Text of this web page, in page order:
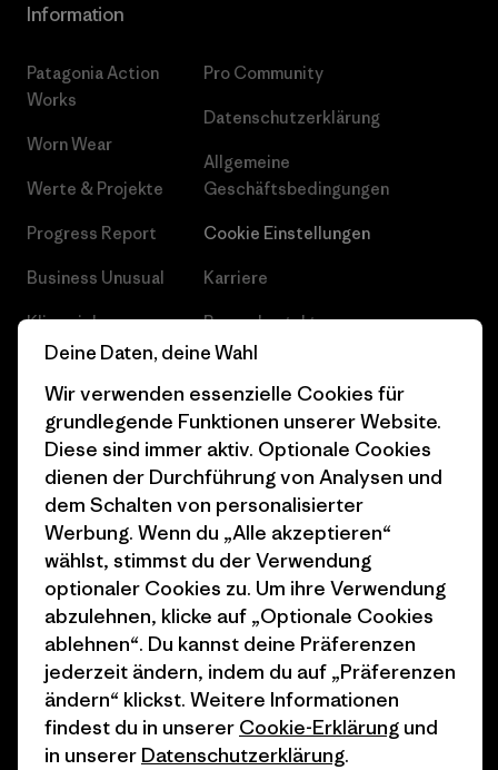
Information
Patagonia Action
Works
Worn Wear
Werte & Projekte
Progress Report
Business Unusual
Klimaziele
1% For The Planet
Wie wir finanzieren
Geschenkgutscheine
Stores in deiner
Nähe
Pro Community
Datenschutzerklärung
Allgemeine
Geschäftsbedingungen
Cookie Einstellungen
Karriere
Pressekontakt
Industry program
Affiliate-Programm
Patagonia Österreich
Seitenverzeichnis
© 2026 Patagonia, Inc. All Rights Reserved.
Deine Daten, deine Wahl
Wir verwenden essenzielle Cookies für
grundlegende Funktionen unserer Website.
Diese sind immer aktiv. Optionale Cookies
dienen der Durchführung von Analysen und
dem Schalten von personalisierter
Werbung. Wenn du „Alle akzeptieren“
wählst, stimmst du der Verwendung
optionaler Cookies zu. Um ihre Verwendung
abzulehnen, klicke auf „Optionale Cookies
ablehnen“. Du kannst deine Präferenzen
jederzeit ändern, indem du auf „Präferenzen
ändern“ klickst. Weitere Informationen
findest du in unserer Cookie-Erklärung und
in unserer Datenschutzerklärung.